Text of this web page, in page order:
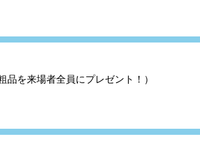
を来場者全員にプレゼント！）